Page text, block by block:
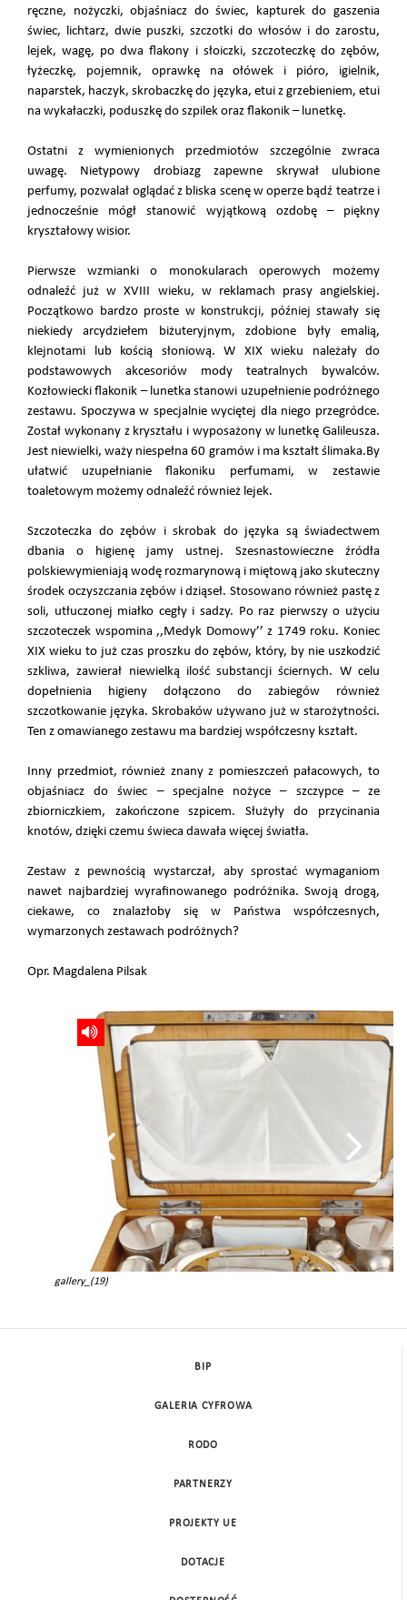
ręczne, nożyczki, objaśniacz do świec, kapturek do gaszenia
świec, lichtarz, dwie puszki, szczotki do włosów i do zarostu,
lejek, wagę, po dwa flakony i słoiczki, szczoteczkę do zębów,
łyżeczkę, pojemnik, oprawkę na ołówek i pióro, igielnik,
naparstek, haczyk, skrobaczkę do języka, etui z grzebieniem, etui
na wykałaczki, poduszkę do szpilek oraz flakonik – lunetkę.
Ostatni z wymienionych przedmiotów szczególnie zwraca
uwagę. Nietypowy drobiazg zapewne skrywał ulubione
perfumy, pozwalał oglądać z bliska scenę w operze bądź teatrze i
jednocześnie mógł stanowić wyjątkową ozdobę – piękny
kryształowy wisior.
Pierwsze wzmianki o monokularach operowych możemy
odnaleźć już w XVIII wieku, w reklamach prasy angielskiej.
Początkowo bardzo proste w konstrukcji, później stawały się
niekiedy arcydziełem biżuteryjnym, zdobione były emalią,
klejnotami lub kością słoniową. W XIX wieku należały do
podstawowych akcesoriów mody teatralnych bywalców.
Kozłowiecki flakonik – lunetka stanowi uzupełnienie podróżnego
zestawu. Spoczywa w specjalnie wyciętej dla niego przegródce.
Został wykonany z kryształu i wyposażony w lunetkę Galileusza.
Jest niewielki, waży niespełna 60 gramów i ma kształt ślimaka.By
ułatwić uzupełnianie flakoniku perfumami, w zestawie
toaletowym możemy odnaleźć również lejek.
Szczoteczka do zębów i skrobak do języka są świadectwem
dbania o higienę jamy ustnej. Szesnastowieczne źródła
polskiewymieniają wodę rozmarynową i miętową jako skuteczny
środek oczyszczania zębów i dziąseł. Stosowano również pastę z
soli, utłuczonej miałko cegły i sadzy. Po raz pierwszy o użyciu
szczoteczek wspomina ,,Medyk Domowy’’ z 1749 roku. Koniec
XIX wieku to już czas proszku do zębów, który, by nie uszkodzić
szkliwa, zawierał niewielką ilość substancji ściernych. W celu
dopełnienia higieny dołączono do zabiegów również
szczotkowanie języka. Skrobaków używano już w starożytności.
Ten z omawianego zestawu ma bardziej współczesny kształt.
Inny przedmiot, również znany z pomieszczeń pałacowych, to
objaśniacz do świec – specjalne nożyce – szczypce – ze
zbiorniczkiem, zakończone szpicem. Służyły do przycinania
knotów, dzięki czemu świeca dawała więcej światła.
Zestaw z pewnością wystarczał, aby sprostać wymaganiom
nawet najbardziej wyrafinowanego podróżnika. Swoją drogą,
ciekawe, co znalazłoby się w Państwa współczesnych,
wymarzonych zestawach podróżnych?
Opr. Magdalena Pilsak
gallery_(19)
BIP
GALERIA CYFROWA
RODO
PARTNERZY
PROJEKTY UE
DOTACJE